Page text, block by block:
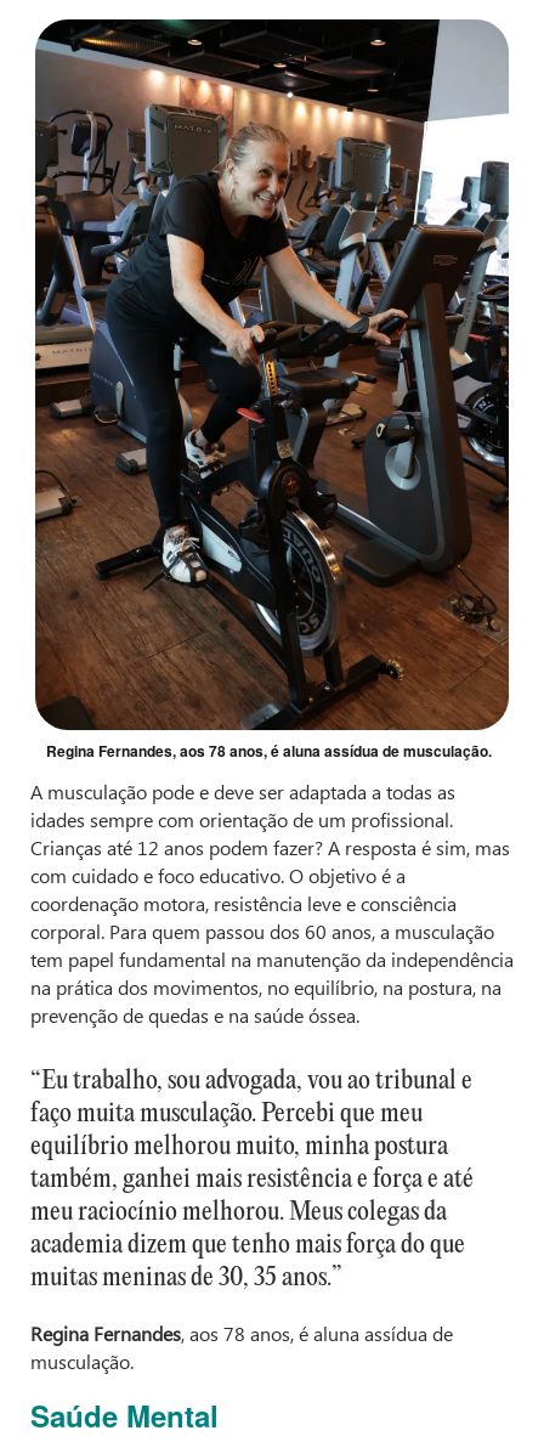
Regina Fernandes, aos 78 anos, é aluna assídua de musculação.
A musculação pode e deve ser adaptada a todas as
idades sempre com orientação de um profissional.
Crianças até 12 anos podem fazer? A resposta é sim, mas
com cuidado e foco educativo. O objetivo é a
coordenação motora, resistência leve e consciência
corporal. Para quem passou dos 60 anos, a musculação
tem papel fundamental na manutenção da independência
na prática dos movimentos, no equilíbrio, na postura, na
prevenção de quedas e na saúde óssea.
“Eu trabalho, sou advogada, vou ao tribunal e
faço muita musculação. Percebi que meu
equilíbrio melhorou muito, minha postura
também, ganhei mais resistência e força e até
meu raciocínio melhorou. Meus colegas da
academia dizem que tenho mais força do que
muitas meninas de 30, 35 anos.”
Regina Fernandes, aos 78 anos, é aluna assídua de
musculação.
Saúde Mental